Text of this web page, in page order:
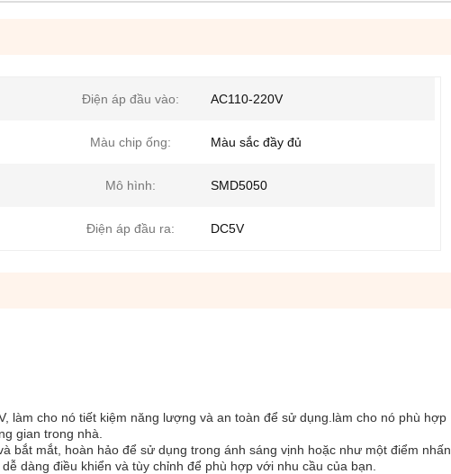
Điện áp đầu vào: AC110-220V
Màu chip ống: Màu sắc đầy đủ
Mô hình: SMD5050
Điện áp đầu ra: DC5V
làm cho nó tiết kiệm năng lượng và an toàn để sử dụng.làm cho nó phù hợp
gian trong nhà.
bắt mắt, hoàn hảo để sử dụng trong ánh sáng vịnh hoặc như một điểm nhấn
dàng điều khiển và tùy chỉnh để phù hợp với nhu cầu của bạn.